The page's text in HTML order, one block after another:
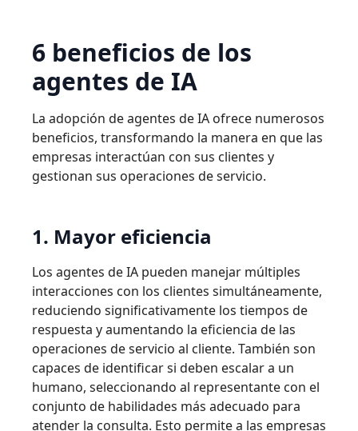
6 beneficios de los
agentes de IA
La adopción de agentes de IA ofrece numerosos
beneficios, transformando la manera en que las
empresas interactúan con sus clientes y
gestionan sus operaciones de servicio.
1. Mayor eficiencia
Los agentes de IA pueden manejar múltiples
interacciones con los clientes simultáneamente,
reduciendo significativamente los tiempos de
respuesta y aumentando la eficiencia de las
operaciones de servicio al cliente. También son
capaces de identificar si deben escalar a un
humano, seleccionando al representante con el
conjunto de habilidades más adecuado para
atender la consulta. Esto permite a las empresas